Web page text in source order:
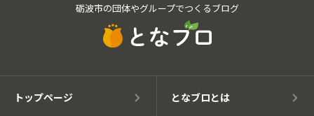
砺波市の団体やグループでつくるブログ
トップページ となブロとは